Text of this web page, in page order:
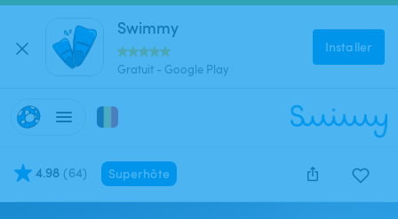
Swimmy
Gratuit - Google Play
Installer
4.98 (64) Superhôte